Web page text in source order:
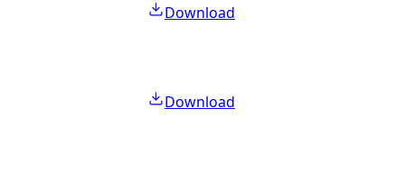
Download
Download